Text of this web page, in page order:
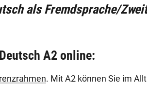
als Fremdsprache/
A2 online:
. Mit A2 können Sie im